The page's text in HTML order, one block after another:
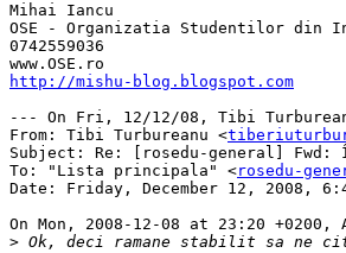
Mihai Iancu
OSE - Organizatia Studentilor din
0742559036
http://mishu-blog.blogspot.com
--- On Fri, 12/12/08, Tibi
From: Tibi Turbureanu <
Subject: Re: [rosedu-general]
To: "Lista principala" <rosedu-
Date: Friday, December 12, 2008,
On Mon, 2008-12-08 at 23:20
>